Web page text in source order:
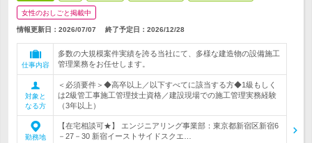
女性のおしごと掲載中
情報更新日：2026/07/07 終了予定日： 2026/12/28
仕事内容
多数の大規模案件実績を誇る当社にて、多様な建造物の設備施工
管理業務をお任せします。
対象と
なる方
＜必須要件＞◆高卒以上／以下すべてに該当する方◆1級もしく
は2級管工事施工管理技士資格／建設現場での施工管理実務経験
（3年以上）
勤務地
【在宅相談可★】 エンジニアリング事業部：東京都新宿区新宿6
－27－30 新宿イーストサイドスクエ…